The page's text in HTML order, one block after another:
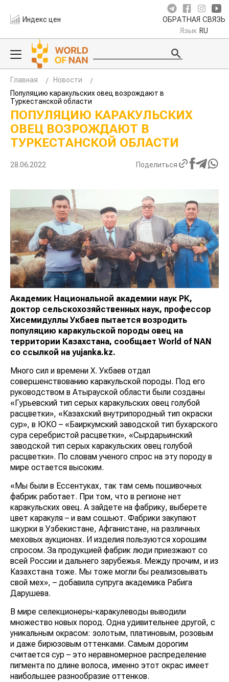
Индекс цен ОБРАТНАЯ СВЯЗЬ
Язык RU
Главная
Новости
Популяцию каракульских овец возрождают в
Туркестанской области
ПОПУЛЯЦИЮ КАРАКУЛЬСКИХ
ОВЕЦ ВОЗРОЖДАЮТ В
ТУРКЕСТАНСКОЙ ОБЛАСТИ
28.06.2022 Поделиться
Академик Национальной академии наук РК,
доктор сельскохозяйственных наук, профессор
Хисемидуллы Укбаев пытается возродить
популяцию каракульской породы овец на
территории Казахстана, сообщает World of NAN
со ссылкой на yujanka.kz.
Много сил и времени Х. Укбаев отдал
совершенствованию каракульской породы. Под его
руководством в Атырауской области были созданы
«Гурьевский тип серых каракульских овец голубой
расцветки», «Казахский внутрипородный тип окраски
сур», в ЮКО – «Баиркумский заводской тип бухарского
сура серебристой расцветки», «Сырдарьинский
заводской тип серых каракульских овец голубой
расцветки». По словам ученого спрос на эту породу в
мире остается высоким.
«Мы были в Ессентуках, так там семь пошивочных
фабрик работает. При том, что в регионе нет
каракульских овец. А зайдете на фабрику, выберете
цвет каракуля – и вам сошьют. Фабрики закупают
шкурки в Узбекистане, Афганистане, на различных
меховых аукционах. И изделия пользуются хорошим
спросом. За продукцией фабрик люди приезжают со
всей России и дальнего зарубежья. Между прочим, и из
Казахстана тоже. Мы тоже могли бы реализовывать
свой мех», – добавила супруга академика Рабига
Дарушева.
В мире селекционеры-каракулеводы выводили
множество новых пород. Одна удивительнее другой, с
уникальным окрасом: золотым, платиновым, розовым
и даже бирюзовым оттенками. Самым дорогим
считается сур – это неравномерное распределение
пигмента по длине волоса, именно этот окрас имеет
наибольшее разнообразие оттенков.